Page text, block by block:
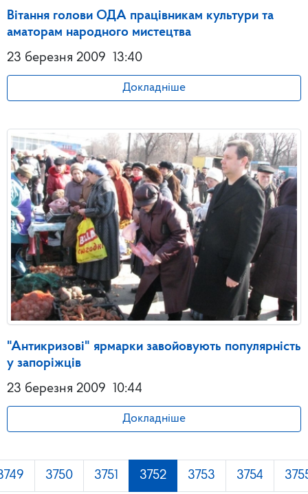
Вітання голови ОДА працівникам культури та
аматорам народного мистецтва
23 березня 2009
13:40
Докладніше
"Антикризові" ярмарки завойовують популярність
у запоріжців
23 березня 2009
10:44
Докладніше
3750 3751 3752 3753 3754